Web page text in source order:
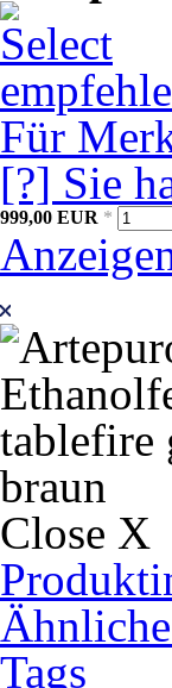
Für
[?] Sie
999,00 EUR *
Close X
Tags